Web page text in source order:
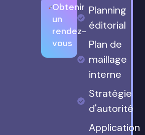
Obtenir
un
rendez-
vous
Planning
éditorial
Plan de
maillage
interne
Stratégie
d'autorité
Application